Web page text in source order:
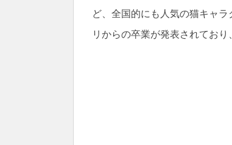
ど、全国的にも人気の猫キャ
リからの卒業が発表されており